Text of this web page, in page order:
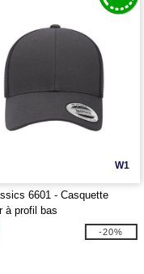
W1
6601 - Casquette
à profil bas
-20%